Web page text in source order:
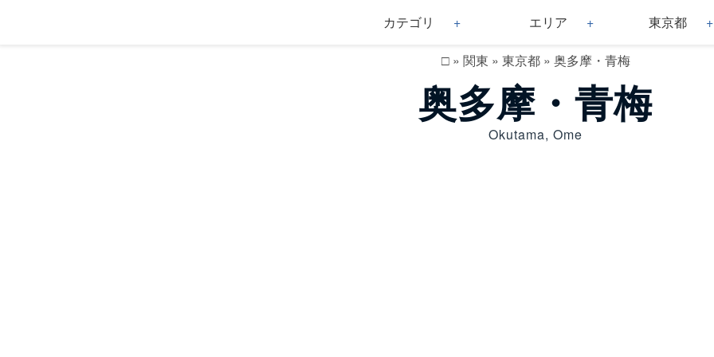
カテゴリ エリア 東京都
□» 関東 » 東京都» 奥多摩・青梅
奥多摩・青梅
Okutama, Ome